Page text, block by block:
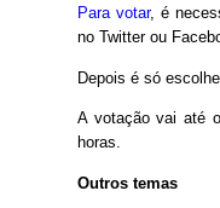
Para votar, é
no Twitter ou
Depois é só
A votação vai até
horas.
Outros temas